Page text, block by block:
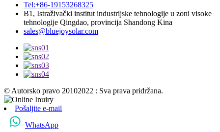
Tel:+86-19153268325
B1, Istraživački institut industrijske tehnologije u zoni visoke
tehnologije Qingdao, provincija Shandong Kina
sales@bluejoysolar.com
© Autorsko pravo 20102022 : Sva prava pridržana.
Pošaljite e-mail
WhatsApp